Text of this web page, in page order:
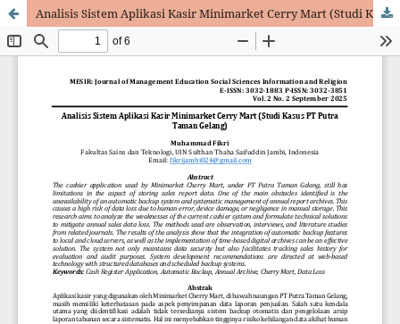
Analisis Sistem Aplikasi Kasir Minimarket Cerry Mart (Studi Kasus PT Putra Taman Gelang)